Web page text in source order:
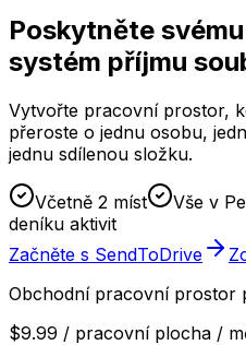
Poskytněte
systém příjmu
Vytvořte pracovní prostor,
přeroste o jednu osobu,
jednu sdílenou složku.
Včetně 2 míst Vše v
deníku aktivit
Začněte s SendToDrive
Obchodní pracovní prostor
$9.99 / pracovní plocha /